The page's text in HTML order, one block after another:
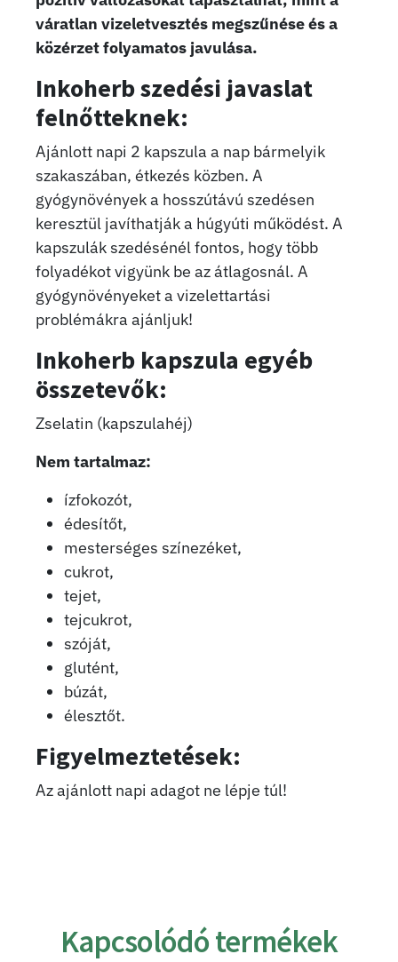
váratlan vizeletvesztés megszűnése és a
közérzet folyamatos javulása.
Inkoherb szedési javaslat
felnőtteknek:
Ajánlott napi 2 kapszula a nap bármelyik
szakaszában, étkezés közben. A
gyógynövények a hosszútávú szedésen
keresztül javíthatják a húgyúti működést. A
kapszulák szedésénél fontos, hogy több
folyadékot vigyünk be az átlagosnál. A
gyógynövényeket a vizelettartási
problémákra ajánljuk!
Inkoherb kapszula egyéb
összetevők:
Zselatin (kapszulahéj)
Nem tartalmaz:
ízfokozót,
édesítőt,
mesterséges színezéket,
cukrot,
tejet,
tejcukrot,
szóját,
glutént,
búzát,
élesztőt.
Figyelmeztetések:
Az ajánlott napi adagot ne lépje túl!
Kapcsolódó termékek